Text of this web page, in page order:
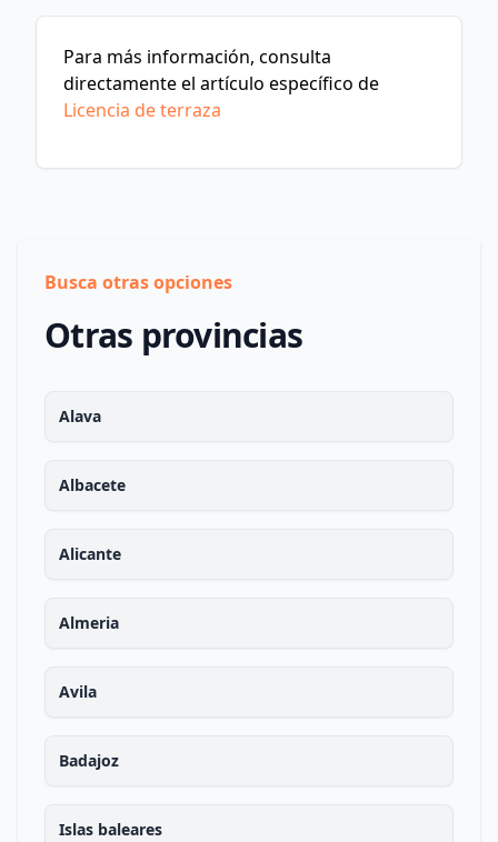
Para más información, consulta
directamente el artículo específico de
Licencia de terraza
Busca otras opciones
Otras provincias
Alava
Albacete
Alicante
Almeria
Avila
Badajoz
Islas baleares